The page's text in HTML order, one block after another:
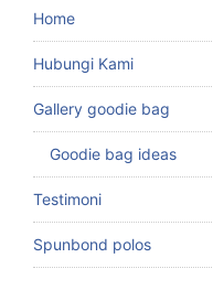
Home
Hubungi Kami
Gallery goodie bag
Goodie bag ideas
Testimoni
Spunbond polos